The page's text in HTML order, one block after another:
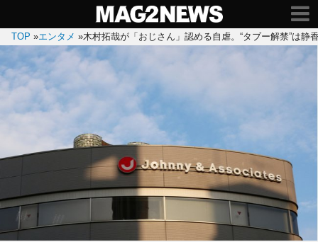
TOP »エンタメ »木村拓哉が「おじさん」認める自虐。“タブー解禁”は